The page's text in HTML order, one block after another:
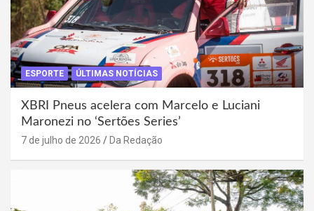
ESPORTE ÚLTIMAS NOTÍCIAS
XBRI Pneus acelera com Marcelo e Luciani
Maronezi no ‘Sertões Series’
7 de julho de 2026 Da Redação